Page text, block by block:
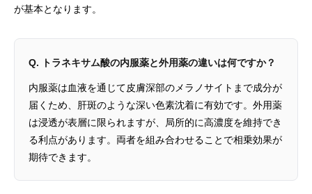
が基本となります。
Q. トラネキサム酸の内服薬と外用薬の違いは何ですか？
内服薬は血液を通じて皮膚深部のメラノサイトまで成分が
届くため、肝斑のような深い色素沈着に有効です。外用薬
は浸透が表層に限られますが、局所的に高濃度を維持でき
る利点があります。両者を組み合わせることで相乗効果が
期待できます。